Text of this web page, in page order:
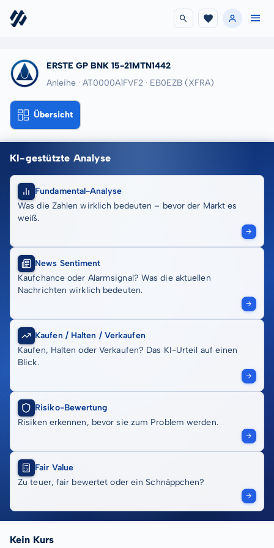
ERSTE GP BNK 15-21MTN1442
Anleihe · AT0000A1FVF2 · EB0EZB (XFRA)
Übersicht
KI-gestützte Analyse
Fundamental-Analyse
Was die Zahlen wirklich bedeuten – bevor der Markt es
weiß.
News Sentiment
Kaufchance oder Alarmsignal? Was die aktuellen
Nachrichten wirklich bedeuten.
Kaufen / Halten / Verkaufen
Kaufen, Halten oder Verkaufen? Das KI-Urteil auf einen
Blick.
Risiko-Bewertung
Risiken erkennen, bevor sie zum Problem werden.
Fair Value
Zu teuer, fair bewertet oder ein Schnäppchen?
Kein Kurs